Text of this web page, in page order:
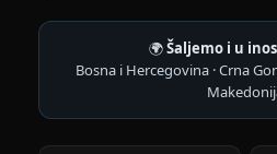
🌍Šaljemo i u
Bosna i Hercegovina · Crna